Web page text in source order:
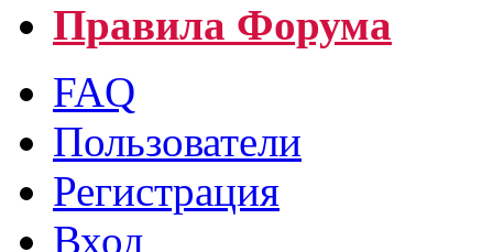
Правила Форума
FAQ
Пользователи
Регистрация
Вход